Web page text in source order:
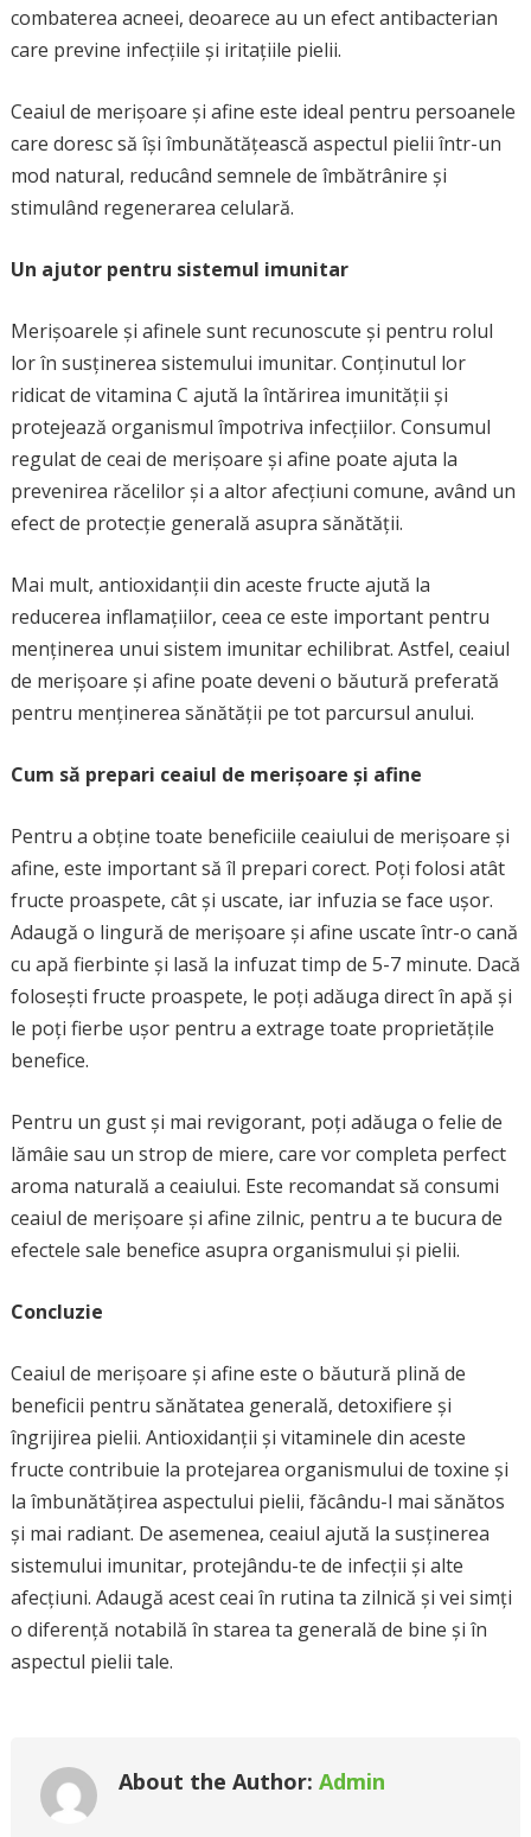
combaterea acneei, deoarece au un efect antibacterian
care previne infecțiile și iritațiile pielii.
Ceaiul de merișoare și afine este ideal pentru persoanele
care doresc să își îmbunătățească aspectul pielii într-un
mod natural, reducând semnele de îmbătrânire și
stimulând regenerarea celulară.
Un ajutor pentru sistemul imunitar
Merișoarele și afinele sunt recunoscute și pentru rolul
lor în susținerea sistemului imunitar. Conținutul lor
ridicat de vitamina C ajută la întărirea imunității și
protejează organismul împotriva infecțiilor. Consumul
regulat de ceai de merișoare și afine poate ajuta la
prevenirea răcelilor și a altor afecțiuni comune, având un
efect de protecție generală asupra sănătății.
Mai mult, antioxidanții din aceste fructe ajută la
reducerea inflamațiilor, ceea ce este important pentru
menținerea unui sistem imunitar echilibrat. Astfel, ceaiul
de merișoare și afine poate deveni o băutură preferată
pentru menținerea sănătății pe tot parcursul anului.
Cum să prepari ceaiul de merișoare și afine
Pentru a obține toate beneficiile ceaiului de merișoare și
afine, este important să îl prepari corect. Poți folosi atât
fructe proaspete, cât și uscate, iar infuzia se face ușor.
Adaugă o lingură de merișoare și afine uscate într-o cană
cu apă fierbinte și lasă la infuzat timp de 5-7 minute. Dacă
folosești fructe proaspete, le poți adăuga direct în apă și
le poți fierbe ușor pentru a extrage toate proprietățile
benefice.
Pentru un gust și mai revigorant, poți adăuga o felie de
lămâie sau un strop de miere, care vor completa perfect
aroma naturală a ceaiului. Este recomandat să consumi
ceaiul de merișoare și afine zilnic, pentru a te bucura de
efectele sale benefice asupra organismului și pielii.
Concluzie
Ceaiul de merișoare și afine este o băutură plină de
beneficii pentru sănătatea generală, detoxifiere și
îngrijirea pielii. Antioxidanții și vitaminele din aceste
fructe contribuie la protejarea organismului de toxine și
la îmbunătățirea aspectului pielii, făcându-l mai sănătos
și mai radiant. De asemenea, ceaiul ajută la susținerea
sistemului imunitar, protejându-te de infecții și alte
afecțiuni. Adaugă acest ceai în rutina ta zilnică și vei simți
o diferență notabilă în starea ta generală de bine și în
aspectul pielii tale.
About the Author: Admin